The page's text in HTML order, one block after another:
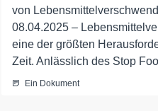
von
08.04.2025 –
eine der größten
Zeit. Anlässlich des Stop
Ein Dokument